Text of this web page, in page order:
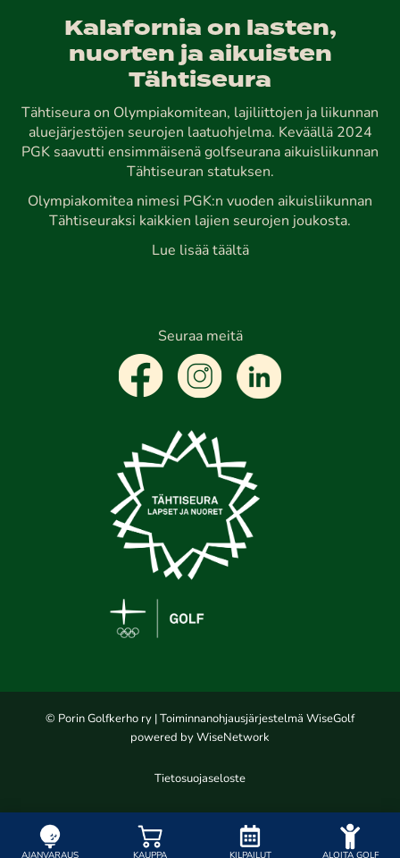
AJANVARAUS KAUPPA KILPAILUT ALOITA GOLF
Kalafornia on lasten,
nuorten ja aikuisten
Tähtiseura
Tähtiseura on Olympiakomitean, lajiliittojen ja liikunnan
aluejärjestöjen seurojen laatuohjelma. Keväällä 2024
PGK saavutti ensimmäisenä golfseurana aikuisliikunnan
Tähtiseuran statuksen.
Olympiakomitea nimesi PGK:n vuoden aikuisliikunnan
Tähtiseuraksi kaikkien lajien seurojen joukosta.
Lue lisää täältä
Seuraa meitä
© Porin Golfkerho ry | Toiminnanohjausjärjestelmä WiseGolf
powered by WiseNetwork
Tietosuojaseloste